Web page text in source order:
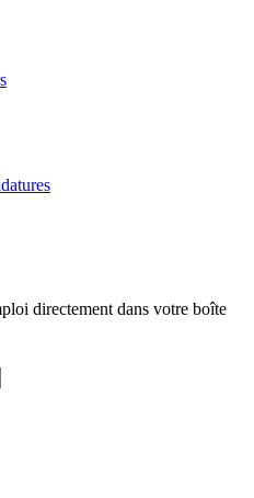
directement dans votre boîte